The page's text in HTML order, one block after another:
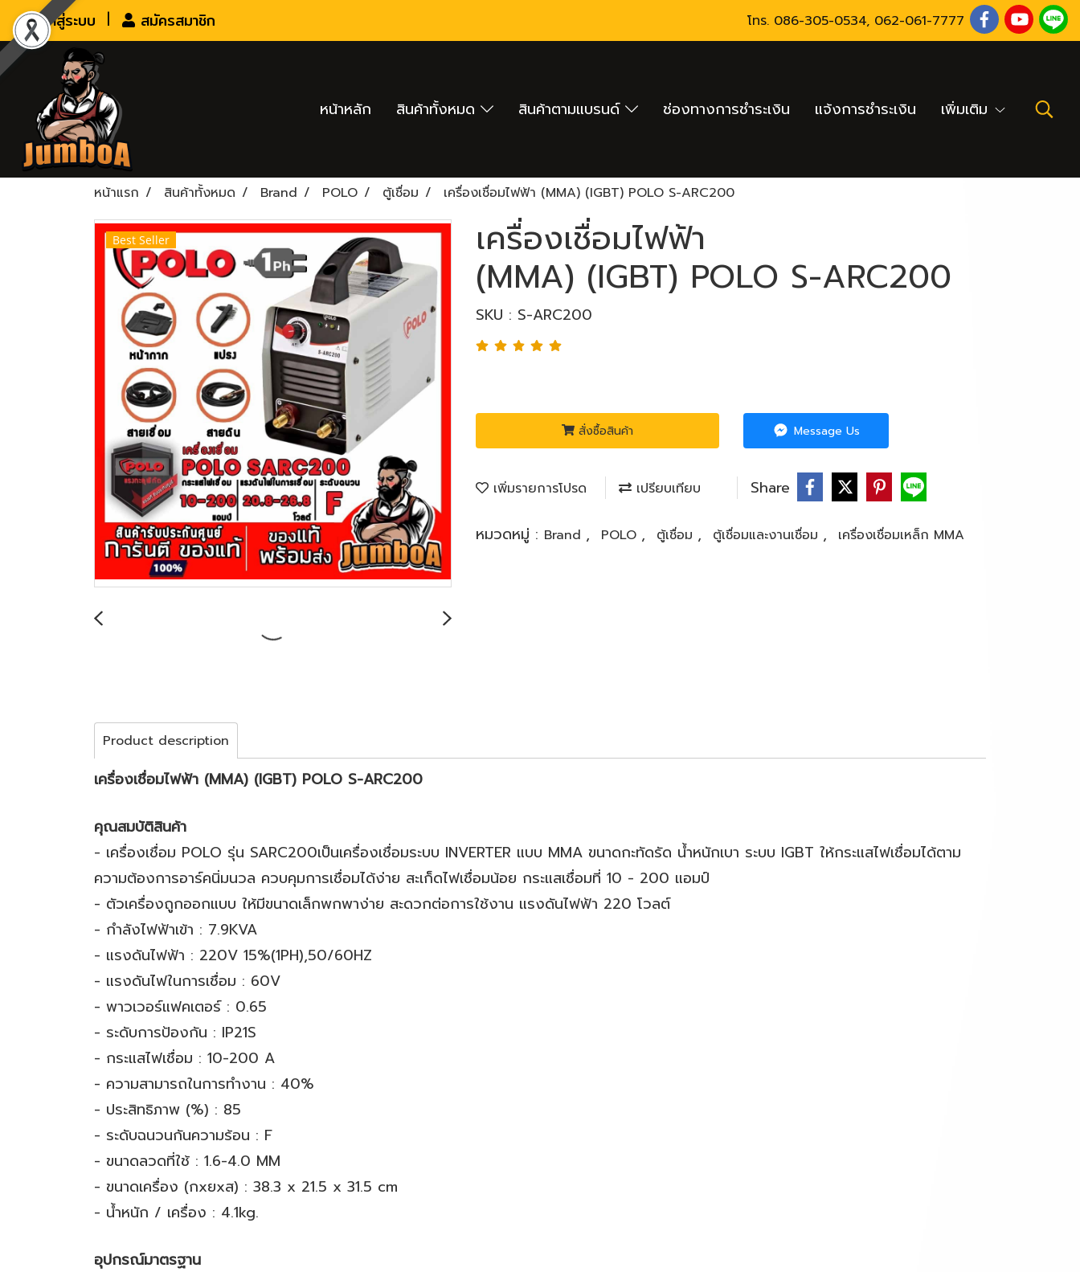
เข้าสู่ระบบ สมัครสมาชิก โทร. 086-305-0534, 062-061-7777
หน้าหลัก สินค้าทั้งหมด สินค้าตามแบรนด์ ช่องทางการชำระเงิน แจ้งการชำระเงิน เพิ่มเติม
หน้าแรก สินค้าทั้งหมด Brand POLO ตู้เชื่อม เครื่องเชื่อมไฟฟ้า (MMA) (IGBT) POLO S-ARC200
Best Seller เครื่องเชื่อมไฟฟ้า
(MMA) (IGBT) POLO S-ARC200
SKU : S-ARC200
สั่งซื้อสินค้า Message Us
เพิ่มรายการโปรด เปรียบเทียบ Share
หมวดหมู่ : Brand , POLO , ตู้เชื่อม , ตู้เชื่อมและงานเชื่อม , เครื่องเชื่อมเหล็ก MMA
Product description
เครื่องเชื่อมไฟฟ้า (MMA) (IGBT) POLO S-ARC200
คุณสมบัติสินค้า
- เครื่องเชื่อม POLO รุ่น SARC200เป็นเครื่องเชื่อมระบบ INVERTER แบบ MMA ขนาดกะทัดรัด น้ำหนักเบา ระบบ IGBT ให้กระแสไฟเชื่อมได้ตาม
ความต้องการอาร์คนิ่มนวล ควบคุมการเชื่อมได้ง่าย สะเก็ดไฟเชื่อมน้อย กระแสเชื่อมที่ 10 - 200 แอมป์
- ตัวเครื่องถูกออกแบบ ให้มีขนาดเล็กพกพาง่าย สะดวกต่อการใช้งาน แรงดันไฟฟ้า 220 โวลต์
- กำลังไฟฟ้าเข้า : 7.9KVA
- แรงดันไฟฟ้า : 220V 15%(1PH),50/60HZ
- แรงดันไฟในการเชื่อม : 60V
- พาวเวอร์แฟคเตอร์ : 0.65
- ระดับการป้องกัน : IP21S
- กระแสไฟเชื่อม : 10-200 A
- ความสามารถในการทำงาน : 40%
- ประสิทธิภาพ (%) : 85
- ระดับฉนวนกันความร้อน : F
- ขนาดลวดที่ใช้ : 1.6-4.0 MM
- ขนาดเครื่อง (กxยxส) : 38.3 x 21.5 x 31.5 cm
- น้ำหนัก / เครื่อง : 4.1kg.
อุปกรณ์มาตรฐาน